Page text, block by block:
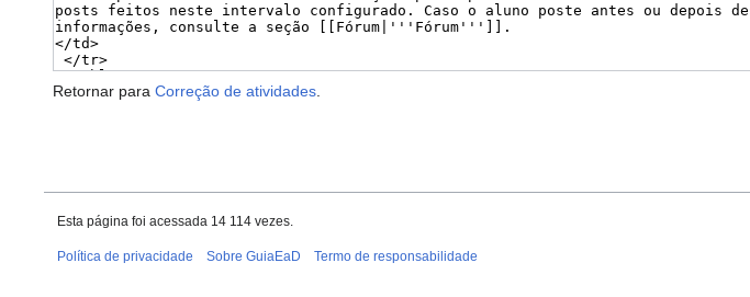
Retornar para Correção de atividades
Esta página foi acessada 14 114 vezes.
Política de privacidade Sobre GuiaEaD Termo de responsabilidade